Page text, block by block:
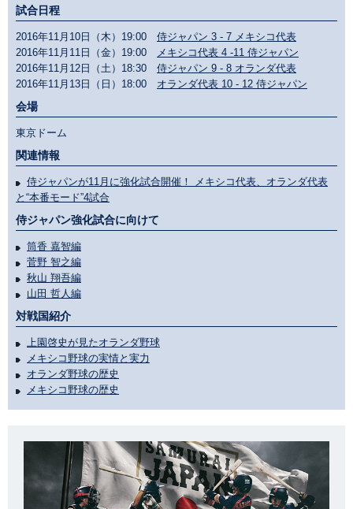
試合日程
2016年11月10日（木）19:00 侍ジャパン 3 - 7 メキシコ代表
2016年11月11日（金）19:00
メキシコ代表 4 -11 侍ジャパン
2016年11月12日（土）18:30 侍ジャパン 9 - 8 オランダ代表
2016年11月13日（日）18:00 オランダ代表 10 - 12 侍ジャパン
会場
東京ドーム
関連情報
侍ジャパンが11月に強化試合開催！ メキシコ代表、オランダ代表
と“本番モード”4試合
侍ジャパン強化試合に向けて
筒香 嘉智編
菅野 智之編
秋山 翔吾編
山田 哲人編
対戦国紹介
上園啓史が見たオランダ野球
メキシコ野球の実情と実力
オランダ野球の歴史
メキシコ野球の歴史